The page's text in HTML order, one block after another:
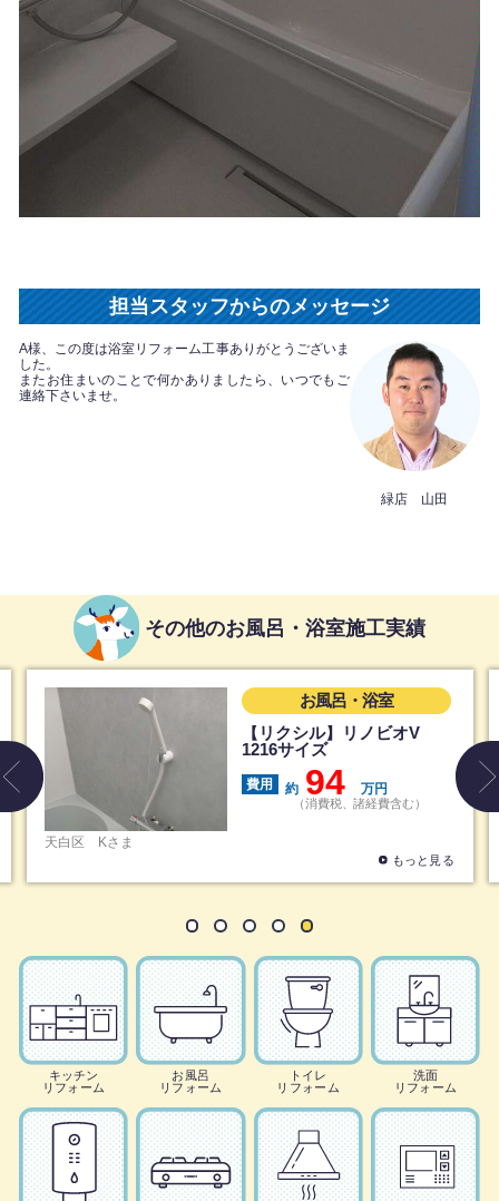
担当スタッフからのメッセージ
A様、この度は浴室リフォーム工事ありがとうございま
した。
またお住まいのことで何かありましたら、いつでもご
連絡下さいませ。
緑店 山田
その他のお風呂・浴室施工実績
お風呂・浴室
【リクシル】リノビオV
1216サイズ
費用 約 94
（消費税、諸経費含む）
ザナ
費用
キッチン
リフォーム
お風呂
リフォーム
トイレ
リフォーム
洗面
リフォーム